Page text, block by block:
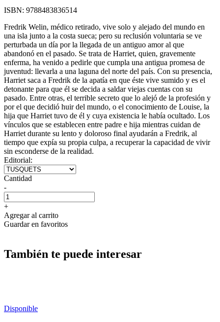
ISBN: 9788483836514
Fredrik Welin, médico retirado, vive solo y alejado del mundo en
una isla junto a la costa sueca; pero su reclusión voluntaria se ve
perturbada un día por la llegada de un antiguo amor al que
abandonó en el pasado. Se trata de Harriet, quien, gravemente
enferma, ha venido a pedirle que cumpla una antigua promesa de
juventud: llevarla a una laguna del norte del país. Con su presencia,
Harriet saca a Fredrik de la apatía en que éste vive sumido y es el
detonante para que él se decida a saldar viejas cuentas con su
pasado. Entre otras, el terrible secreto que lo alejó de la profesión y
por el que decidió huir del mundo, o el conocimiento de Louise, la
hija que Harriet tuvo de él y cuya existencia le había ocultado. Los
vínculos que se establecen entre padre e hija mientras cuidan de
Harriet durante su lento y doloroso final ayudarán a Fredrik, al
tiempo que expía su propia culpa, a recuperar la capacidad de vivir
sin esconderse de la realidad.
Editorial:
Cantidad
-
+
Agregar al carrito
Guardar en favoritos
También te puede interesar
Disponible